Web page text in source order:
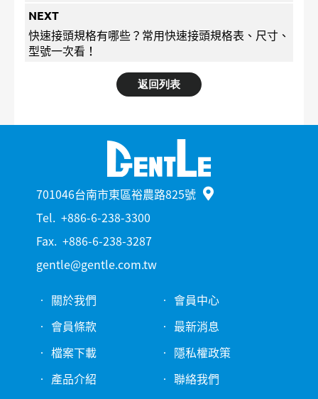
NEXT
快速接頭規格有哪些？常用快速接頭規格表、尺寸、
型號一次看！
返回列表
701046台南市東區裕農路825號
Tel. +886-6-238-3300
Fax. +886-6-238-3287
gentle@gentle.com.tw
關於我們
會員中心
會員條款
最新消息
檔案下載
隱私權政策
產品介紹
聯絡我們